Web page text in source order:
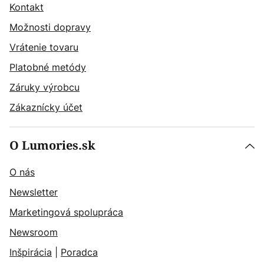
Kontakt
Možnosti dopravy
Vrátenie tovaru
Platobné metódy
Záruky výrobcu
Zákaznícky účet
O Lumories.sk
O nás
Newsletter
Marketingová spolupráca
Newsroom
Inšpirácia
Poradca